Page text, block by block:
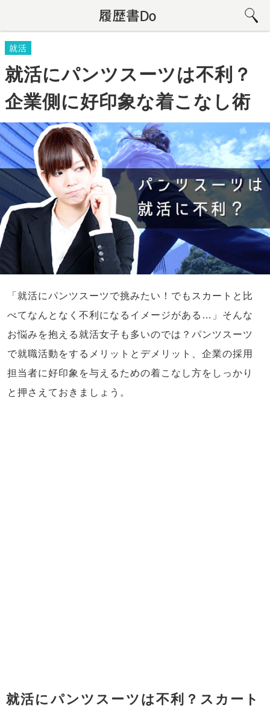
就活
就活にパンツスーツは不利？
企業側に好印象な着こなし術
「就活にパンツスーツで挑みたい！でもスカートと比
べてなんとなく不利になるイメージがある…」そんな
お悩みを抱える就活女子も多いのでは？パンツスーツ
で就職活動をするメリットとデメリット、企業の採用
担当者に好印象を与えるための着こなし方をしっかり
と押さえておきましょう。
就活にパンツスーツは不利？スカート